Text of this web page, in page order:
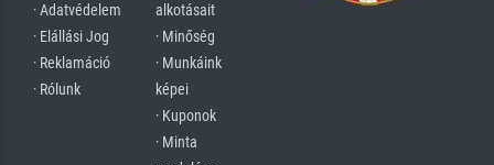
· Adatvédelem
· Elállási Jog
· Reklamáció
· Rólunk
alkotásait
· Minőség
· Munkáink
képei
· Kuponok
· Minta